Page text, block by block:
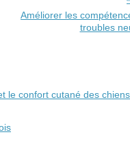
Améliorer les
troubles
le confort cutané des